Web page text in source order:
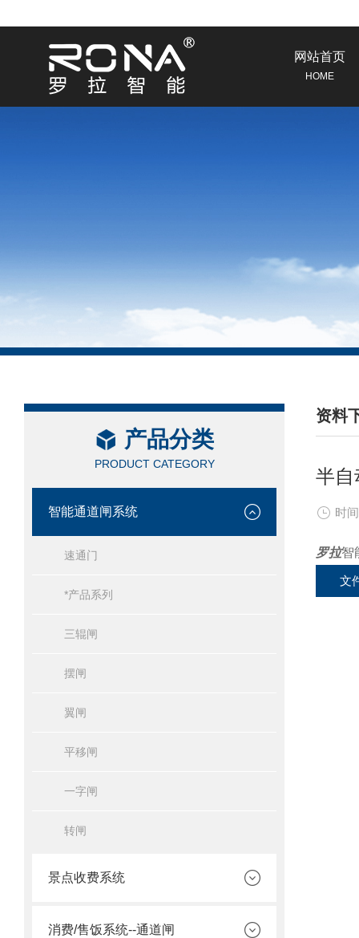
网站首页
HOME
产品分类
PRODUCT CATEGORY
智能通道闸系统
速通门
*产品系列
三辊闸
摆闸
翼闸
平移闸
一字闸
转闸
景点收费系统
消费/售饭系统--通道闸
资料
/
半自
时
罗拉智
文